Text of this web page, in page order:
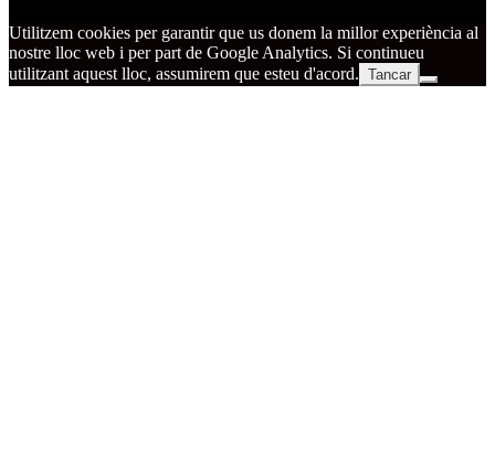
Utilitzem cookies per garantir que us donem la millor experiència al
nostre lloc web i per part de Google Analytics. Si continueu
utilitzant aquest lloc, assumirem que esteu d'acord. Tancar